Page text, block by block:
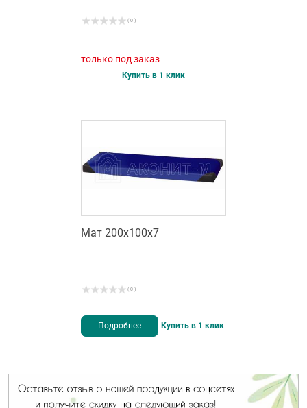
( 0 )
только под заказ
Купить в 1 клик
Мат 200х100х7
( 0 )
Подробнее Купить в 1 клик